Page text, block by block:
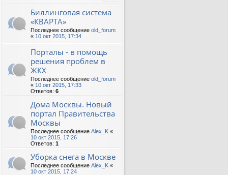
Биллинговая система
«КВАРТА»
Последнее сообщение old_forum
« 10 окт 2015, 17:34
Порталы - в помощь
решения проблем в
ЖКХ
Последнее сообщение old_forum
« 10 окт 2015, 17:33
Ответов: 6
Дома Москвы. Новый
портал Правительства
Москвы
Последнее сообщение Alex_K «
10 окт 2015, 17:26
Ответов: 1
Уборка снега в Москве
Последнее сообщение Alex_K «
10 окт 2015, 17:24